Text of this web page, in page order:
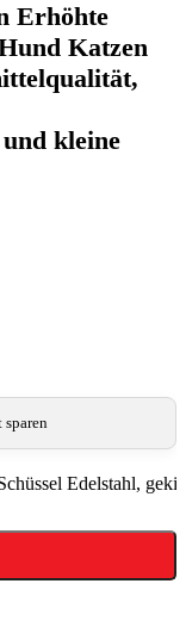
Erhöhte
Katzen
kleine
Edelstahl,